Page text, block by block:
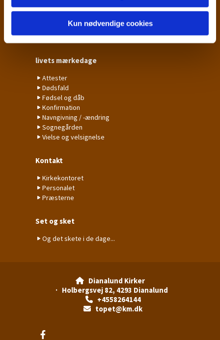
Kun nødvendige cookies
Dianalund menighedspleje
Menighedsrådet
Kirkegårds takster
livets mærkedage
Attester
Dødsfald
Fødsel og dåb
Konfirmation
Navngivning / -ændring
Sognegården
Vielse og velsignelse
Kontakt
Kirkekontoret
Personalet
Præsterne
Set og sket
Og det skete i de dage...
Dianalund Kirker
· Holbergsvej 82, 4293 Dianalund
+4558264144
 topet@km.dk